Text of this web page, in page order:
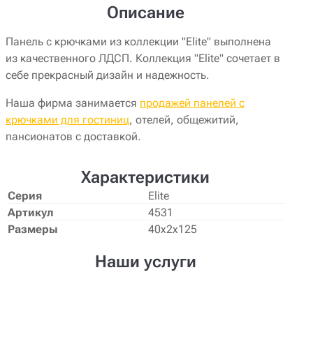
Описание
Панель с крючками из коллекции "Elite" выполнена
из качественного ЛДСП. Коллекция "Elite" сочетает в
себе прекрасный дизайн и надежность.
Наша фирма занимается продажей панелей с
крючками для гостиниц, отелей, общежитий,
пансионатов с доставкой.
Характеристики
Серия
Elite
Артикул
4531
Размеры
40х2х125
Наши услуги